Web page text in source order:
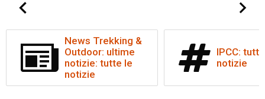
News Trekking &
Outdoor: ultime
notizie: tutte le
notizie
IPCC:
notizie